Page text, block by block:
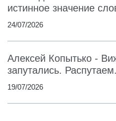
истинное значение
24/07/2026
Алексей Копытько -
запутались. Распутаем.
19/07/2026